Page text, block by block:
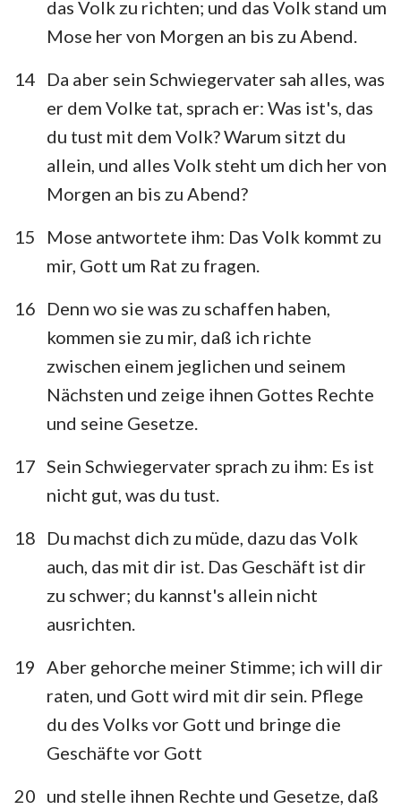
29
30 31 32 33 34
37 39
das Volk zu richten; und das Volk stand um
Mose her von Morgen an bis zu Abend.
14
Da aber sein Schwiegervater sah alles, was
er dem Volke tat, sprach er: Was ist's, das
du tust mit dem Volk? Warum sitzt du
allein, und alles Volk steht um dich her von
Morgen an bis zu Abend?
15
Mose antwortete ihm: Das Volk kommt zu
mir, Gott um Rat zu fragen.
16
Denn wo sie was zu schaffen haben,
kommen sie zu mir, daß ich richte
zwischen einem jeglichen und seinem
Nächsten und zeige ihnen Gottes Rechte
und seine Gesetze.
17 Sein Schwiegervater sprach zu ihm: Es ist
nicht gut, was du tust.
18
Du machst dich zu müde, dazu das Volk
auch, das mit dir ist. Das Geschäft ist dir
zu schwer; du kannst's allein nicht
ausrichten.
19
Aber gehorche meiner Stimme; ich will dir
raten, und Gott wird mit dir sein. Pflege
du des Volks vor Gott und bringe die
Geschäfte vor Gott
20 und stelle ihnen Rechte und Gesetze, daß